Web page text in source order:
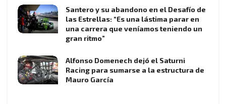
Santero y su abandono en el Desafío de
las Estrellas: “Es una lástima parar en
una carrera que veníamos teniendo un
gran ritmo”
Alfonso Domenech dejó el Saturni
Racing para sumarse a la estructura de
Mauro García